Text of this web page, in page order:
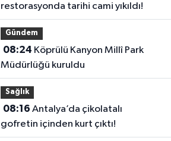
restorasyonda tarihi cami yıkıldı!
Gündem
08:24
Müdürlüğü kuruldu
Sağlık
08:16
gofretin içinden kurt çıktı!